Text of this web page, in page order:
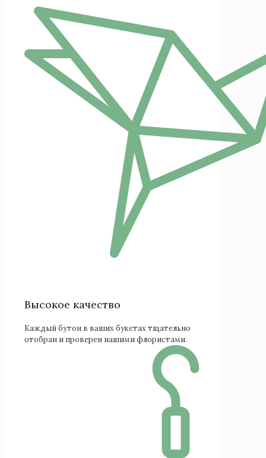
Высокое качество
Каждый бутон в ваших букетах тщательно
отобран и проверен нашими флористами.